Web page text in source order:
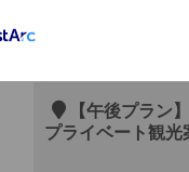
その他
最
【午後プラン
プライベート観光